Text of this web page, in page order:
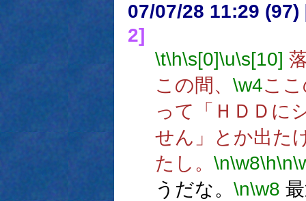
07/07/28 11:29 (97)
2]
\t\h\s[0]\u\s[10]
この間、 \w4こ
って「ＨＤＤに
せん」とか出た
たし。 \n\w8\h\n
うだな。 \n\w8